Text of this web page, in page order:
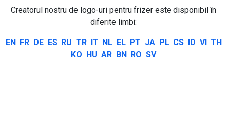
Creatorul nostru de logo-uri pentru frizer este disponibil în
diferite limbi:
EN FR DE ES RU TR IT NL EL PT JA PL CS ID VI TH
KO HU AR BN RO SV